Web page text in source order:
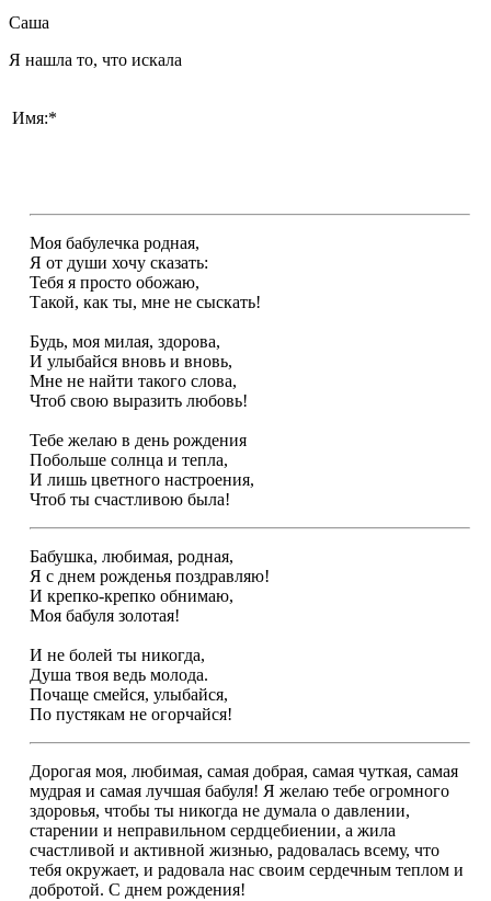
Саша
Я нашла то, что искала
Имя:*
Моя бабулечка родная,
Я от души хочу сказать:
Тебя я просто обожаю,
Такой, как ты, мне не сыскать!
Будь, моя милая, здорова,
И улыбайся вновь и вновь,
Мне не найти такого слова,
Чтоб свою выразить любовь!
Тебе желаю в день рождения
Побольше солнца и тепла,
И лишь цветного настроения,
Чтоб ты счастливою была!
Бабушка, любимая, родная,
Я с днем рожденья поздравляю!
И крепко-крепко обнимаю,
Моя бабуля золотая!
И не болей ты никогда,
Душа твоя ведь молода.
Почаще смейся, улыбайся,
По пустякам не огорчайся!
Дорогая моя, любимая, самая добрая, самая чуткая, самая
мудрая и самая лучшая бабуля! Я желаю тебе огромного
здоровья, чтобы ты никогда не думала о давлении,
старении и неправильном сердцебиении, а жила
счастливой и активной жизнью, радовалась всему, что
тебя окружает, и радовала нас своим сердечным теплом и
добротой. С днем рождения!